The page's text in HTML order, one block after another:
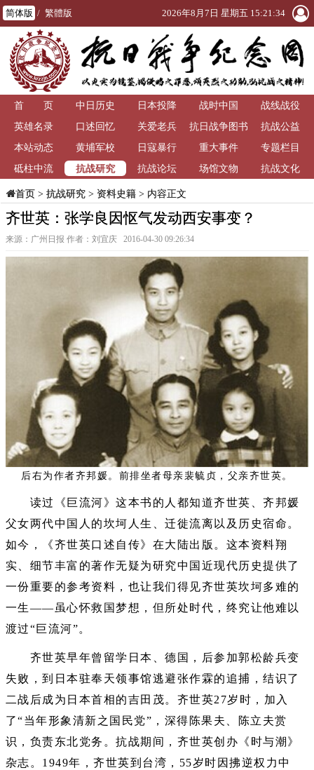
简体版 / 繁體版 2026年8月7日 星期五 15:21:34
首 页 中日历史 日本投降 战时中国
战线战役
英雄名录
口述回忆 关爱老兵
抗日战争图书
馆
抗战公益
本站动态
黄埔军校 日寇暴行 重大事件
专题栏目
砥柱中流
抗战研究 抗战论坛 场馆文物 抗战文化
首页> 抗战研究> 资料史籍> 内容正文
齐世英：张学良因怄气发动西安事变？
来源：广州日报 作者：刘宜庆 2016-04-30 09:26:34
后右为作者齐邦媛。前排坐者母亲裴毓贞，父亲齐世英。
读过《巨流河》这本书的人都知道齐世英、齐邦媛
父女两代中国人的坎坷人生、迁徙流离以及历史宿命。
如今，《齐世英口述自传》在大陆出版。这本资料翔
实、细节丰富的著作无疑为研究中国近现代历史提供了
一份重要的参考资料，也让我们得见齐世英坎坷多难的
一生——虽心怀救国梦想，但所处时代，终究让他难以
渡过“巨流河”。
齐世英早年曾留学日本、德国，后参加郭松龄兵变
失败，到日本驻奉天领事馆逃避张作霖的追捕，结识了
二战后成为日本首相的吉田茂。齐世英27岁时，加入
了“当年形象清新之国民党”，深得陈果夫、陈立夫赏
识，负责东北党务。抗战期间，齐世英创办《时与潮》
杂志。1949年，齐世英到台湾，55岁时因拂逆权力中